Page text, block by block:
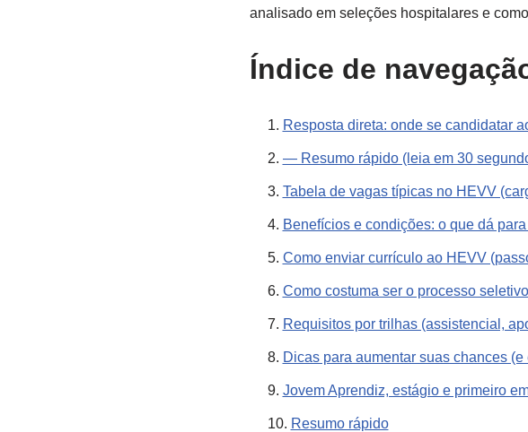
analisado em seleções hospitalares e
Índice de
Resposta direta: onde se candidatar
— Resumo rápido (leia em 30
Tabela de vagas típicas no HEVV
Benefícios e condições: o que dá
Como enviar currículo ao HEVV
Como costuma ser o processo
Requisitos por trilhas (assistencial,
Dicas para aumentar suas chances
Jovem Aprendiz, estágio e primeiro
Resumo rápido